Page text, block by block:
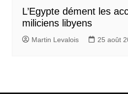
L’Egypte dément les
miliciens libyens
Martin Levalois 25 août